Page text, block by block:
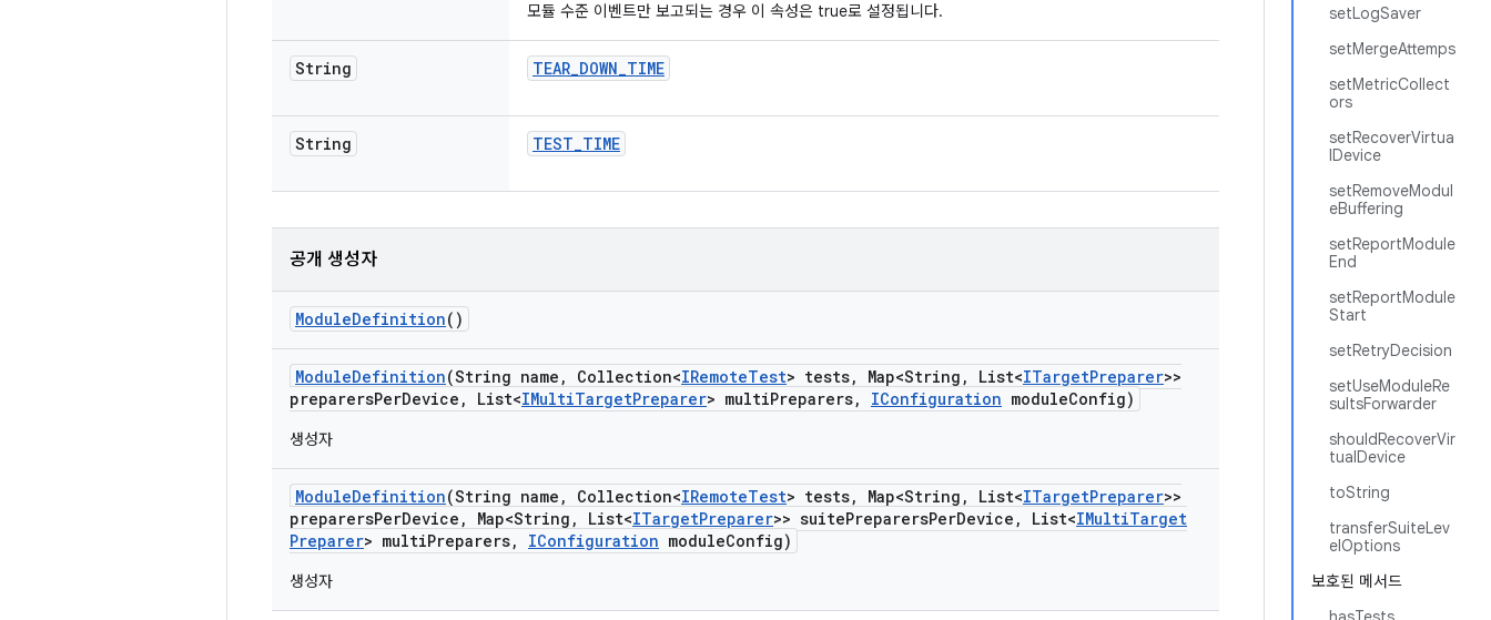
setLogSaver
setMergeAttemps
setMetricCollect
ors
setRecoverVirtua
lDevice
setRemoveModul
eBuffering
setReportModule
End
setReportModule
Start
setRetryDecision
setUseModuleRe
sultsForwarder
shouldRecoverVir
tualDevice
toString
transferSuiteLev
elOptions
보호된 메서드
모듈 수준 이벤트만 보고되는 경우 이 속성은 true로 설정됩니다.
String TEAR_DOWN_TIME
String TEST_TIME
공개 생성자
ModuleDefinition()
ModuleDefinition(String name , Collection<IRemoteTest> tests, Map<String , List<ITargetPreparer>>
preparersPerDevice , List<IMultiTargetPreparer> multiPreparers, IConfiguration moduleConfig)
생성자
ModuleDefinition(String name , Collection<IRemoteTest> tests, Map<String , List<ITargetPreparer>>
preparersPerDevice , Map<String , List<ITargetPreparer>> suitePreparersPerDevice , List<IMultiTarget
Preparer> multiPreparers, IConfiguration moduleConfig)
생성자